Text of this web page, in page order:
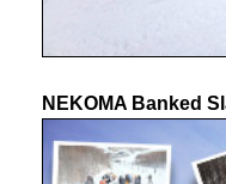
NEKOMA Banked